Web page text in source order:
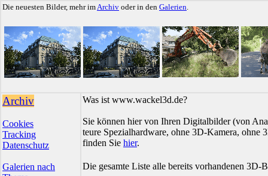
Die neuesten Bilder, mehr imArchiv oder in den Galerien.
Archiv
Cookies
Tracking
Datenschutz
Galerien nach
Was ist www.wackel3d.de?
Sie können hier von Ihren Digitalbilder (von
teure Spezialhardware, ohne 3D-Kamera,
finden Sie hier.
Die gesamte Liste alle bereits vorhandenen